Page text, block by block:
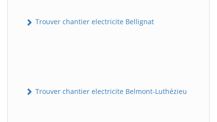
Trouver chantier electricite Bellignat
Trouver chantier electricite Belmont-Luthézieu